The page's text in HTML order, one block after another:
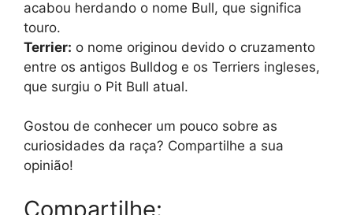
acabou herdando o nome Bull, que significa
touro.
Terrier: o nome originou devido o cruzamento
entre os antigos Bulldog e os Terriers ingleses,
que surgiu o Pit Bull atual.
Gostou de conhecer um pouco sobre as
curiosidades da raça? Compartilhe a sua
opinião!
Compartilhe: